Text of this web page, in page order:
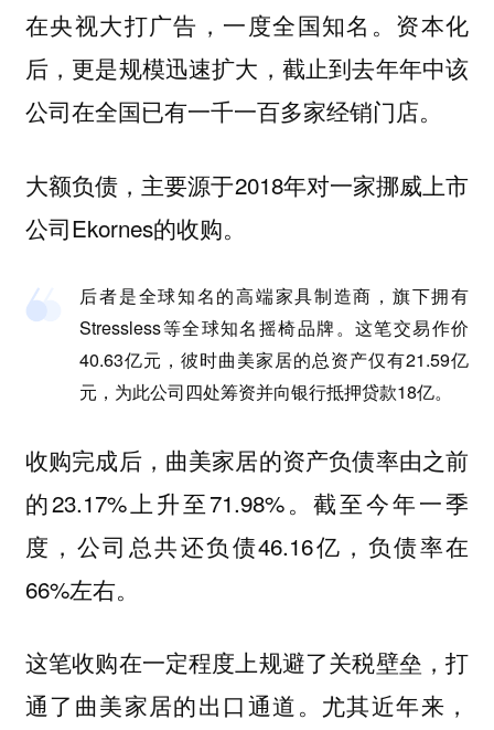
在央视大打广告，一度全国知名。资本化
后，更是规模迅速扩大，截止到去年年中该
公司在全国已有一千一百多家经销门店。
大额负债，主要源于2018年对一家挪威上市
公司Ekornes的收购。
后者是全球知名的高端家具制造商，旗下拥有
Stressless等全球知名摇椅品牌。这笔交易作价
40.63亿元，彼时曲美家居的总资产仅有21.59亿
元，为此公司四处筹资并向银行抵押贷款18亿。
收购完成后，曲美家居的资产负债率由之前
的23.17%上升至71.98%。截至今年一季
度，公司总共还负债46.16亿，负债率在
66%左右。
这笔收购在一定程度上规避了关税壁垒，打
通了曲美家居的出口通道。尤其近年来，